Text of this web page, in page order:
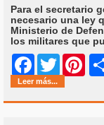
Para el secretario
necesario una ley
Ministerio de
los militares que
Facebook
Twitter
Leer más...